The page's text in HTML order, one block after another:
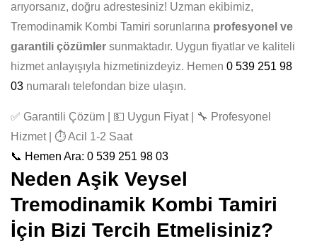
arıyorsanız, doğru adrestesiniz! Uzman ekibimiz,
Tremodinamik Kombi Tamiri sorunlarına profesyonel ve
garantili çözümler sunmaktadır. Uygun fiyatlar ve kaliteli
hizmet anlayışıyla hizmetinizdeyiz. Hemen 0 539 251 98
03 numaralı telefondan bize ulaşın.
✅ Garantili Çözüm | 💵 Uygun Fiyat | 🔧 Profesyonel
Hizmet | ⏱️ Acil 1-2 Saat
📞 Hemen Ara: 0 539 251 98 03
Neden Aşik Veysel
Tremodinamik Kombi Tamiri
İçin Bizi Tercih Etmelisiniz?